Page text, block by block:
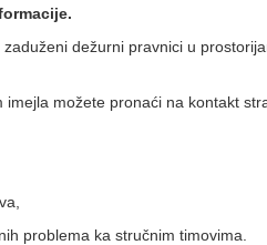
dežurni pravnici u
možete pronaći na kontakt
problema ka stručnim timovima.